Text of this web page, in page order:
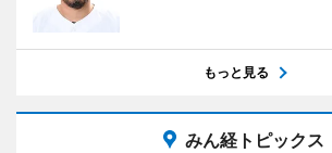
もっと見る
みん経トピックス